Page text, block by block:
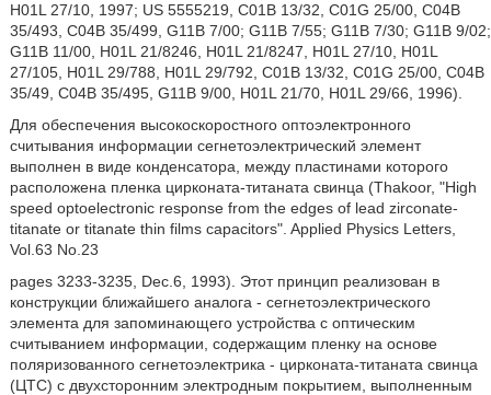
H01L 27/10, 1997; US 5555219, C01B 13/32, C01G 25/00, C04B
35/493, С04В 35/499, G11B 7/00; G11B 7/55; G11B 7/30; G11B 9/02;
G11B 11/00, H01L 21/8246, H01L 21/8247, H01L 27/10, H01L
27/105, H01L 29/788, H01L 29/792, C01B 13/32, C01G 25/00, С04В
35/49, С04В 35/495, G11B 9/00, H01L 21/70, H01L 29/66, 1996).
Для обеспечения высокоскоростного оптоэлектронного
считывания информации сегнетоэлектрический элемент
выполнен в виде конденсатора, между пластинами которого
расположена пленка цирконата-титаната свинца (Thakoor, "High
speed optoelectronic response from the edges of lead zirconate-
titanate or titanate thin films capacitors". Applied Physics Letters,
Vol.63 No.23
pages 3233-3235, Dec.6, 1993). Этот принцип реализован в
конструкции ближайшего аналога - сегнетоэлектрического
элемента для запоминающего устройства с оптическим
считыванием информации, содержащим пленку на основе
поляризованного сегнетоэлектрика - цирконата-титаната свинца
(ЦТС) с двухсторонним электродным покрытием, выполненным